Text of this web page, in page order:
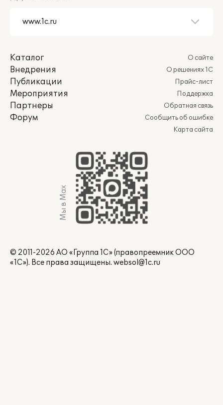
Каталог
Внедрения
Публикации
Мероприятия
Партнеры
Форум
О сайте
О решениях 1С
Прайс-лист
Поддержка
Обратная связь
Сообщить об ошибке
Карта сайта
Мы в Max
© 2011-2026 АО «Группа 1С» (правопреемник ООО
«1С»). Все права защищены. websol@1c.ru